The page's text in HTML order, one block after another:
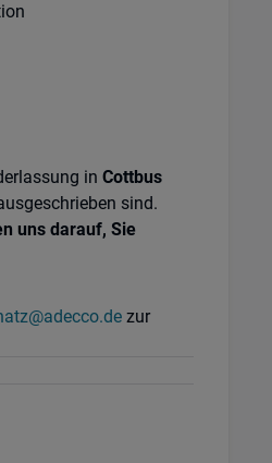
in Cottbus
sind.
uns darauf, Sie
zur